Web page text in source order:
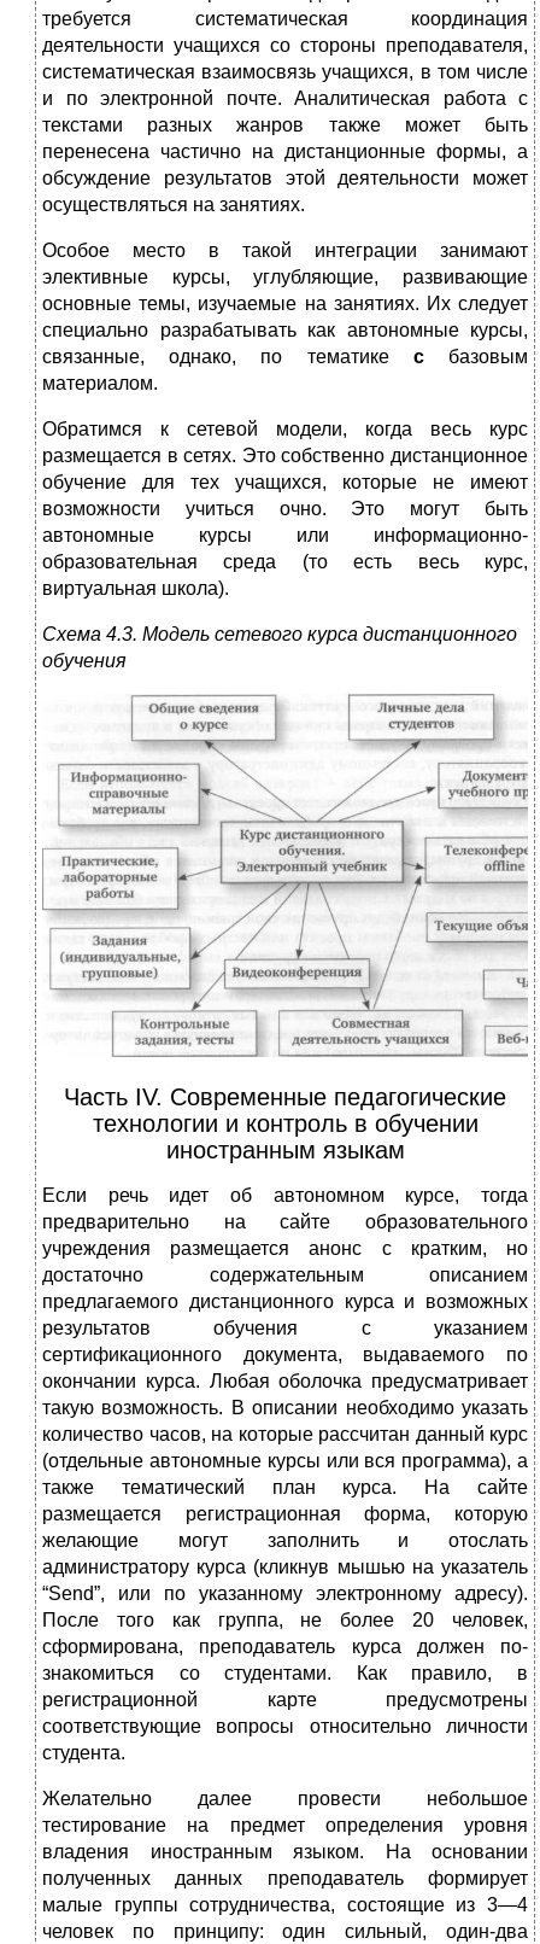
требуется систематическая координация
деятельности уча­щихся со стороны преподавателя,
систематическая взаимосвязь учащихся, в том числе
и по электронной почте. Аналитическая работа с
текстами разных жанров также может быть
перенесена частично на дистанционные формы, а
обсуждение результатов этой деятельности может
осуществляться на заня­тиях.
Особое место в такой интеграции занимают
элективные курсы, углубляю­щие, развивающие
основные темы, изучаемые на занятиях. Их следует
специ­ально разрабатывать как автономные курсы,
связанные, однако, по тематике с базовым
материалом.
Обратимся к сетевой модели, когда весь курс
размещается в сетях. Это соб­ственно дистанционное
обучение для тех учащихся, которые не имеют
возмож­ности учиться очно. Это могут быть
автономные курсы или информационно-
образовательная среда (то есть весь курс,
виртуальная школа).
Схема 4.3. Модель сетевого курса дистанционного
обучения
Часть IV. Современные педагогические
технологии и контроль в обучении
иностранным языкам
Если речь идет об автономном курсе, тогда
предварительно на сайте обра­зовательного
учреждения размещается анонс с кратким, но
достаточно содер­жательным описанием
предлагаемого дистанционного курса и возможных
ре­зультатов обучения с указанием
сертификационного документа, выдаваемого по
окончании курса. Любая оболочка предусматривает
такую возможность. В описании необходимо указать
количество часов, на которые рассчитан данный курс
(отдельные автономные курсы или вся программа), а
также тематический план курса. На сайте
размещается регистрационная форма, которую
желаю­щие могут заполнить и отослать
администратору курса (кликнув мышью на указатель
“Send”, или по указанному электронному адресу).
После того как группа, не более 20 человек,
сформирована, преподаватель курса должен по­
знакомиться со студентами. Как правило, в
регистрационной карте предусмо­трены
соответствующие вопросы относительно личности
студента.
Желательно далее провести небольшое
тестирование на предмет опреде­ления уровня
владения иностранным языком. На основании
полученных данных преподаватель формирует
малые группы сотрудничества, состоящие из 3—4
человек по принципу: один сильный, один-два